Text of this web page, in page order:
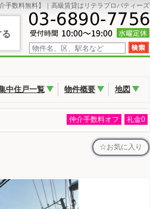
手数料無料】｜高級賃貸はリテラプロパティーズ
中住戸一覧 物件概要 地図
仲介手数料オフ 礼金0
お気に入り